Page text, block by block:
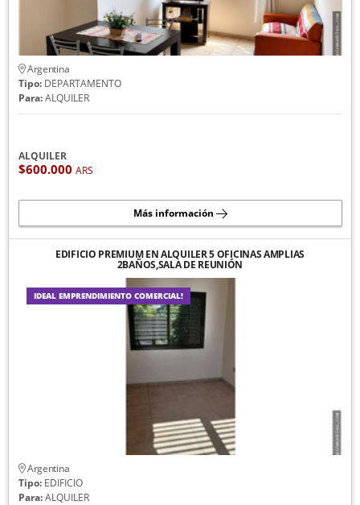
Argentina
Tipo:DEPARTAMENTO
Para:ALQUILER
ALQUILER
$600.000 ARS
Más información
EDIFICIO PREMIUM EN ALQUILER 5 OFICINAS AMPLIAS
2BAÑOS,SALA DE REUNIÓN
IDEAL EMPRENDIMIENTO COMERCIAL!
Argentina
Tipo:EDIFICIO
Para:ALQUILER